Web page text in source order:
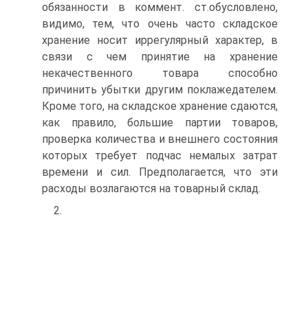
обязанности в коммент. ст.обусловлено,
видимо, тем, что очень часто складское
хранение носит иррегулярный характер, в
связи с чем принятие на хранение
некачественного товара способно
причинить убытки другим поклажедателем.
Кроме того, на складское хранение сдаются,
как правило, большие партии товаров,
проверка количества и внешнего состояния
которых требует подчас немалых затрат
времени и сил. Предполагается, что эти
расходы возлагаются на товарный склад.
2.